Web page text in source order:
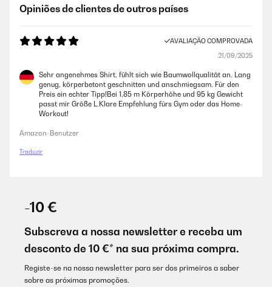
Opiniões de clientes de outros países
AVALIAÇÃO COMPROVADA
21/09/2025
Sehr angenehmes Shirt, fühlt sich wie Baumwollqualität an. Lang
genug, körperbetont geschnitten und anschmiegsam. Für den
Preis ein echter Tipp!Bei 1,85 m Körperhöhe und 95 kg Gewicht
passt mir Größe L.Klare Empfehlung fürs Gym oder das Home-
Workout!
Amazon-Benutzer
Traduzir
-10 €
Subscreva a nossa newsletter e receba um
desconto de 10 €* na sua próxima compra.
Registe-se na nossa newsletter para ser dos primeiros a saber
sobre as próximas promoções.